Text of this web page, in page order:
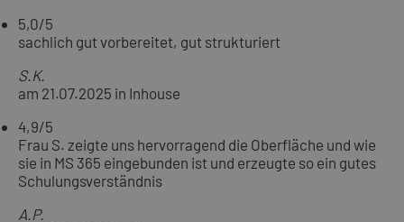
5,0/5
sachlich gut vorbereitet, gut strukturiert
S.K.
am 21.07.2025 in Inhouse
4,9/5
Frau S. zeigte uns hervorragend die Oberfläche und wie
sie in MS 365 eingebunden ist und erzeugte so ein gutes
Schulungsverständnis
A.P.